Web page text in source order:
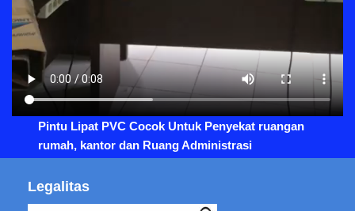
Pintu Lipat PVC Cocok Untuk Penyekat ruangan
rumah, kantor dan Ruang Administrasi
Legalitas